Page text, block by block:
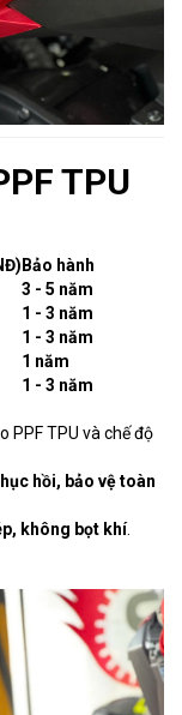
TPU
Bảo hành
3 - 5 năm
1 - 3 năm
1 - 3 năm
1 năm
1 - 3 năm
PPF TPU và chế độ
hồi, bảo vệ toàn
không bọt khí.